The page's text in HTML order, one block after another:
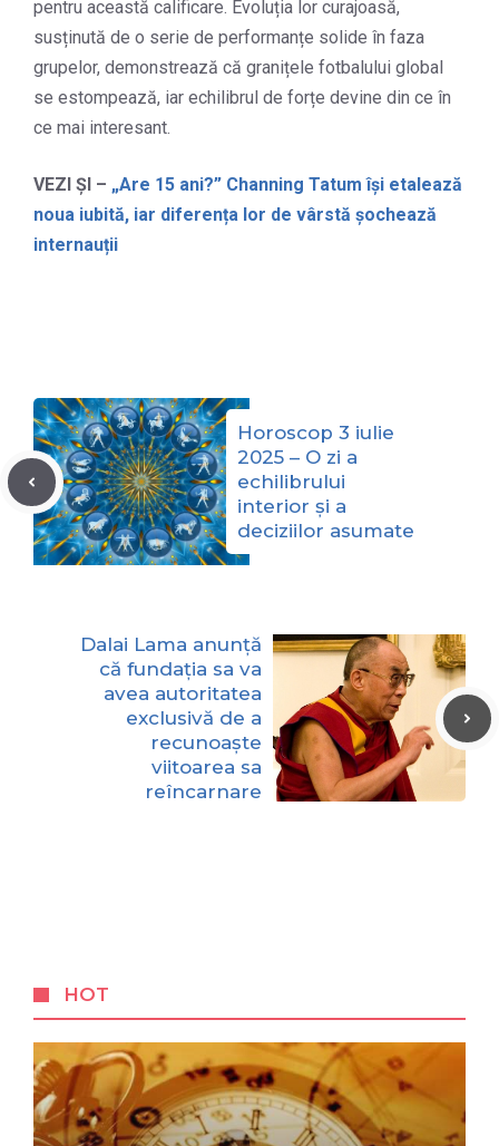
pentru această calificare. Evoluția lor curajoasă,
susținută de o serie de performanțe solide în faza
grupelor, demonstrează că granițele fotbalului global
se estompează, iar echilibrul de forțe devine din ce în
ce mai interesant.
VEZI ȘI – „Are 15 ani?” Channing Tatum își etalează
noua iubită, iar diferența lor de vârstă șochează
internauții
Horoscop 3 iulie
2025 – O zi a
echilibrului
interior și a
deciziilor asumate
Dalai Lama anunță
că fundația sa va
avea autoritatea
exclusivă de a
recunoaște
viitoarea sa
reîncarnare
HOT